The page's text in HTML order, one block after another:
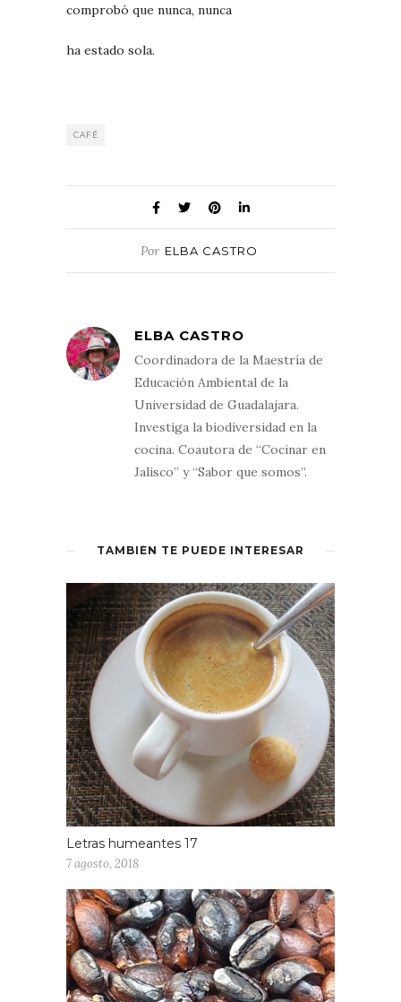
comprobó que nunca, nunca
ha estado sola.
CAFÉ
Por ELBA CASTRO
ELBA CASTRO
Coordinadora de la Maestría de
Educación Ambiental de la
Universidad de Guadalajara.
Investiga la biodiversidad en la
cocina. Coautora de “Cocinar en
Jalisco” y “Sabor que somos”.
TAMBIÉN TE PUEDE INTERESAR
Letras humeantes 17
7 agosto, 2018